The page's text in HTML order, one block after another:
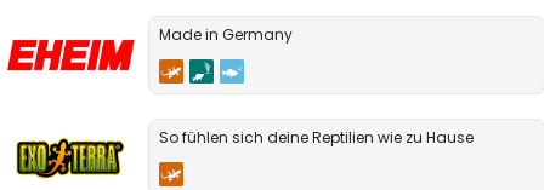
Made in Germany
So fühlen sich deine Reptilien wie zu Hause